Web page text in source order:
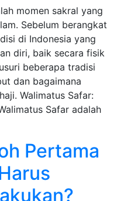
momen sakral yang
Sebelum berangkat
di Indonesia yang
diri, baik secara fisik
beberapa tradisi
dan bagaimana
Walimatus Safar:
Safar adalah
Pertama